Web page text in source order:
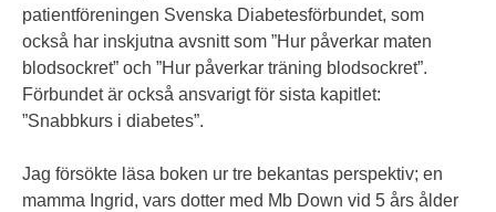
patientföreningen Svenska Diabetesförbundet, som
också har inskjutna avsnitt som ”Hur påverkar maten
blodsockret” och ”Hur påverkar träning blodsockret”.
Förbundet är också ansvarigt för sista kapitlet:
”Snabbkurs i diabetes”.
Jag försökte läsa boken ur tre bekantas perspektiv; en
mamma Ingrid, vars dotter med Mb Down vid 5 års ålder